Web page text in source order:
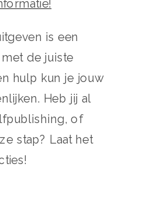
is een
de juiste
hulp kun je jouw
Heb jij al
of
stap? Laat het